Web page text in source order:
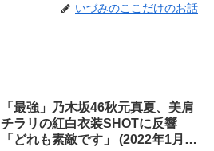
いづみのここだけのお話
「最強」乃木坂46秋元真夏、美肩
チラリの紅白衣装SHOTに反響
「どれも素敵です」 (2022年1月8